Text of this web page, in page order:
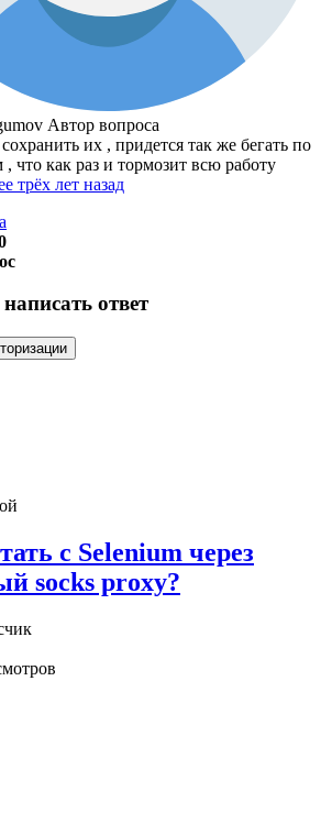
Автор вопроса
их , придется так же бегать по
, что как раз и тормозит всю работу
трёх лет назад
ответ
с Selenium через
socks proxy?